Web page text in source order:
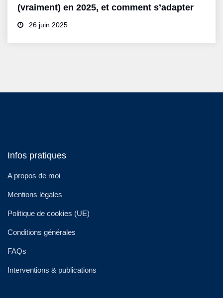
(vraiment) en 2025, et comment s’adapter
26 juin 2025
Infos pratiques
A propos de moi
Mentions légales
Politique de cookies (UE)
Conditions générales
FAQs
Interventions & publications